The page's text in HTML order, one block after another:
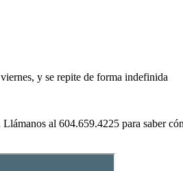
y se repite de forma indefinida
al 604.659.4225 para saber